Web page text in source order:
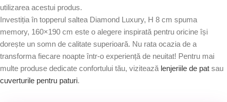
utilizarea acestui produs.
Investiția în topperul saltea Diamond Luxury, H 8 cm spuma
memory, 160×190 cm este o alegere inspirată pentru oricine își
dorește un somn de calitate superioară. Nu rata ocazia de a
transforma fiecare noapte într-o experiență de neuitat! Pentru mai
multe produse dedicate confortului tău, vizitează lenjeriile de pat sau
cuverturile pentru paturi.